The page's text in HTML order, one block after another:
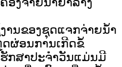
ານຂອງຊຸດແຈກຈ່າຍນໍ້າ
ຜ່ອນການເກີດຂໍ້
ກສາປະຈຳວັນແມ່ນມີ